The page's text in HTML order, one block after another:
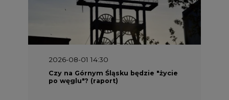
2026-08-01 14:30
Czy na Górnym Śląsku będzie "życie
po węglu"? (raport)